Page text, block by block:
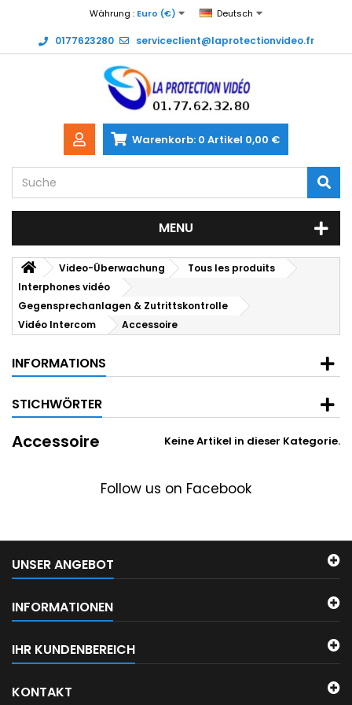
Währung : Euro (€) Deutsch
0177623280 serviceclient@laprotectionvideo.fr
Warenkorb: 0 Artikel 0,00 €
MENU
Video-Überwachung
Tous les produits
Interphones vidéo
Gegensprechanlagen & Zutrittskontrolle
Vidéo Intercom
Accessoire
INFORMATIONS
STICHWÖRTER
Accessoire Keine Artikel in dieser Kategorie.
Follow us on Facebook
UNSER ANGEBOT
INFORMATIONEN
IHR KUNDENBEREICH
KONTAKT